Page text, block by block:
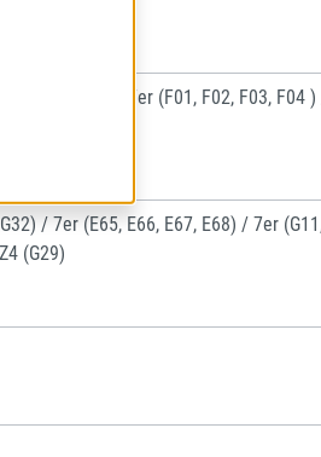
/ 7er (F01, F02, F03, F04
/ 7er (E65, E66, E67, E68) / 7er
(G29)